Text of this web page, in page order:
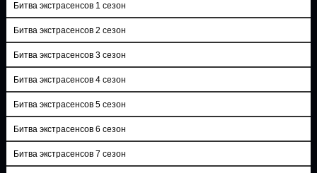
Битва экстрасенсов 1 сезон
Битва экстрасенсов 2 сезон
Битва экстрасенсов 3 сезон
Битва экстрасенсов 4 сезон
Битва экстрасенсов 5 сезон
Битва экстрасенсов 6 сезон
Битва экстрасенсов 7 сезон